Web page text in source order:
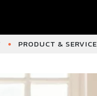
PRODUCT & SERVICE